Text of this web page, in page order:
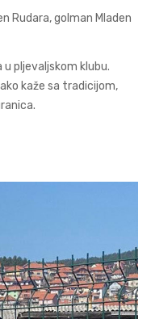
Rudara, golman Mladen
pljevaljskom klubu.
kaže sa tradicijom,